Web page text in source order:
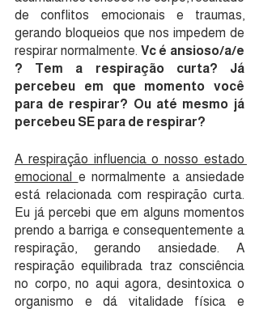
de conflitos emocionais e traumas,
gerando bloqueios que nos impedem de
respirar normalmente. Vc é ansioso/a/e
? Tem a respiração curta? Já
percebeu em que momento você
para de respirar? Ou até mesmo já
percebeu SE para de respirar?
A respiração influencia o nosso estado
emocional e normalmente a ansiedade
está relacionada com respiração curta.
Eu já percebi que em alguns momentos
prendo a barriga e consequentemente a
respiração, gerando ansiedade. A
respiração equilibrada traz consciência
no corpo, no aqui agora, desintoxica o
organismo e dá vitalidade física e